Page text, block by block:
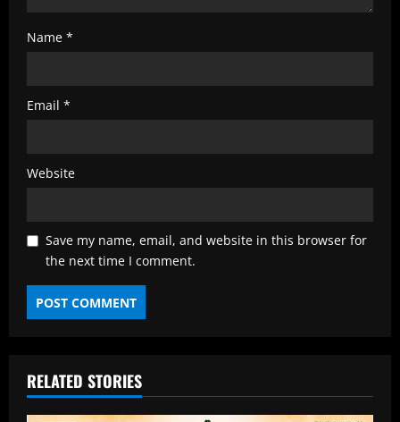
Name *
Email *
Website
Save my name, email, and website in this browser for
the next time I comment.
RELATED STORIES